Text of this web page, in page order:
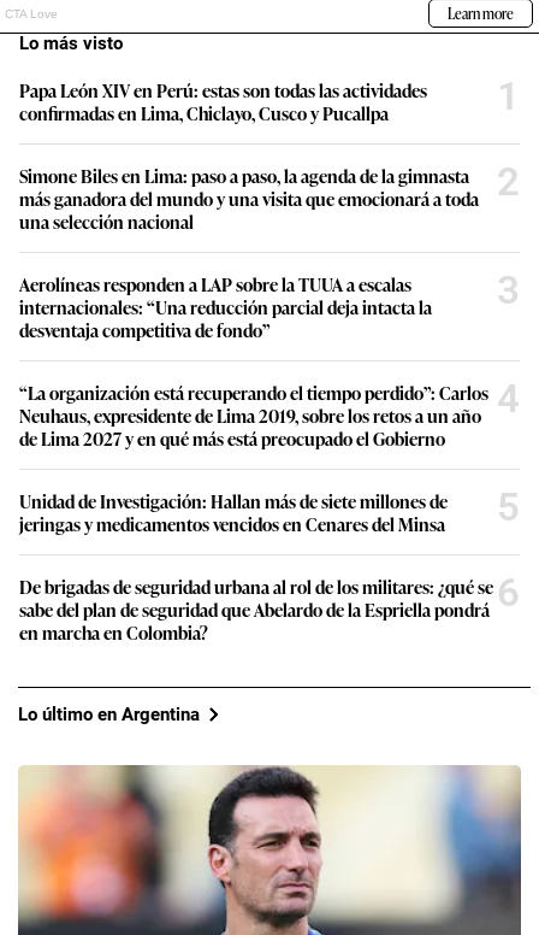
Lo más visto
Papa León XIV en Perú: estas son todas las actividades
confirmadas en Lima, Chiclayo, Cusco y Pucallpa
1
Simone Biles en Lima: paso a paso, la agenda de la gimnasta
más ganadora del mundo y una visita que emocionará a toda
una selección nacional
2
Aerolíneas responden a LAP sobre la TUUA a escalas
internacionales: “Una reducción parcial deja intacta la
desventaja competitiva de fondo”
3
“La organización está recuperando el tiempo perdido”: Carlos
Neuhaus, expresidente de Lima 2019, sobre los retos a un año
de Lima 2027 y en qué más está preocupado el Gobierno
4
Unidad de Investigación: Hallan más de siete millones de
jeringas y medicamentos vencidos en Cenares del Minsa
5
De brigadas de seguridad urbana al rol de los militares: ¿qué se
sabe del plan de seguridad que Abelardo de la Espriella pondrá
en marcha en Colombia?
6
Lo último en Argentina